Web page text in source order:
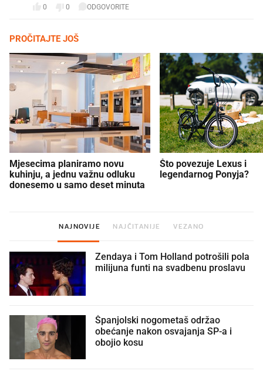
0 0 ODGOVORITE
PROČITAJTE JOŠ
Mjesecima planiramo novu
kuhinju, a jednu važnu odluku
donesemo u samo deset minuta
Što povezuje Lexus i
legendarnog Ponyja?
NAJNOVIJE NAJČITANIJE VEZANO
Zendaya i Tom Holland potrošili pola
milijuna funti na svadbenu proslavu
Španjolski nogometaš održao
obećanje nakon osvajanja SP-a i
obojio kosu